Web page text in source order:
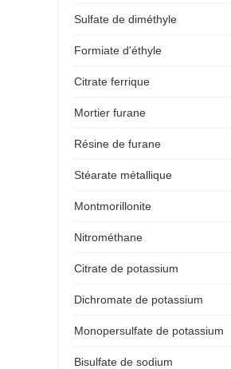
Sulfate de diméthyle
Formiate d'éthyle
Citrate ferrique
Mortier furane
Résine de furane
Stéarate métallique
Montmorillonite
Nitrométhane
Citrate de potassium
Dichromate de potassium
Monopersulfate de potassium
Bisulfate de sodium